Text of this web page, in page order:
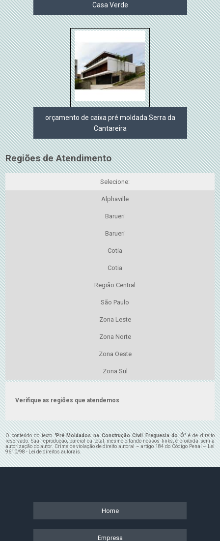
Casa Verde
orçamento de caixa pré moldada Serra da
Cantareira
Regiões de Atendimento
Selecione:
Alphaville
Barueri
Barueri
Cotia
Cotia
Região Central
São Paulo
Zona Leste
Zona Norte
Zona Oeste
Zona Sul
Verifique as regiões que atendemos
O conteúdo do texto "Pré Moldados na Construção Civil Freguesia do Ó" é de direito
reservado. Sua reprodução, parcial ou total, mesmo citando nossos links, é proibida sem a
autorização do autor. Crime de violação de direito autoral – artigo 184 do Código Penal –Lei
9610/98 - Lei de direitos autorais.
Home
Empresa